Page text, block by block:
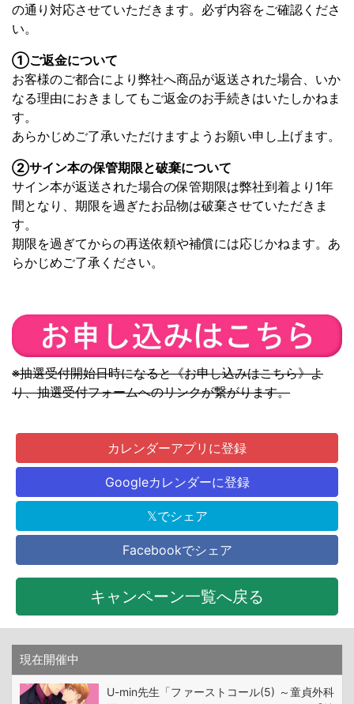
の通り対応させていただきます。必ず内容をご確認くださ
い。
①ご返金について
お客様のご都合により弊社へ商品が返送された場合、いか
なる理由におきましてもご返金のお手続きはいたしかねま
す。
あらかじめご了承いただけますようお願い申し上げます。
②サイン本の保管期限と破棄について
サイン本が返送された場合の保管期限は弊社到着より1年
間となり、期限を過ぎたお品物は破棄させていただきま
す。
期限を過ぎてからの再送依頼や補償には応じかねます。あ
らかじめご了承ください。
※抽選受付開始日時になると《お申し込みはこちら》よ
り、抽選受付フォームへのリンクが繋がります。
カレンダーアプリに登録
Googleカレンダーに登録
𝕏でシェア
Facebookでシェア
キャンペーン一覧へ戻る
現在開催中
U-min先生「ファーストコール(5) ～童貞外科